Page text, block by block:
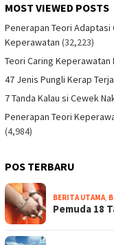
MOST VIEWED POSTS
Penerapan Teori Adaptasi
Keperawatan (32,223)
Teori Caring Keperawatan
47 Jenis Pungli Kerap
7 Tanda Kalau si Cewek
Penerapan Teori
(4,984)
POS TERBARU
BERITA UTAMA,
Pemuda 18